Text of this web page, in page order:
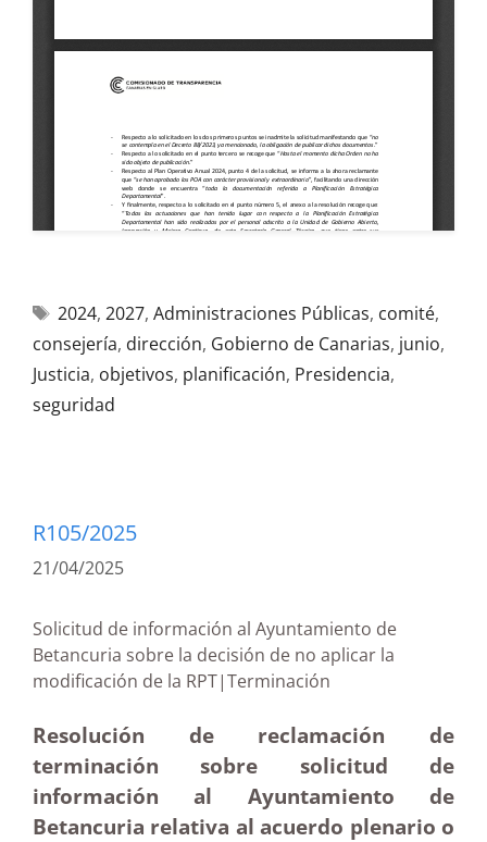
2024, 2027, Administraciones Públicas, comité,
consejería, dirección, Gobierno de Canarias, junio,
Justicia, objetivos, planificación, Presidencia,
seguridad
R105/2025
21/04/2025
Solicitud de información al Ayuntamiento de
Betancuria sobre la decisión de no aplicar la
modificación de la RPT|Terminación
Resolución de reclamación de
terminación sobre solicitud de
información al Ayuntamiento de
Betancuria relativa al acuerdo plenario o